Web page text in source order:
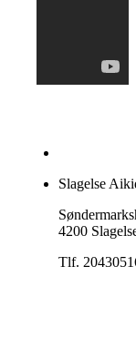
Slagelse
4200
Tlf.